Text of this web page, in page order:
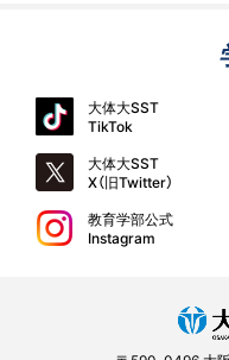
大体大SST
TikTok
大体大SST
X（旧Twitter）
教育学部公式
Instagram